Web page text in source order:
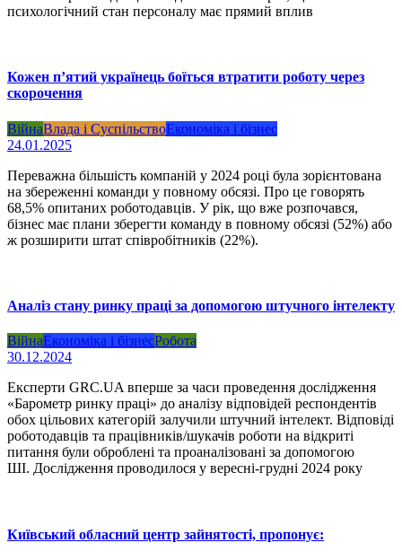
психологічний стан персоналу має прямий вплив
Кожен п’ятий українець боїться втратити роботу через
скорочення
ВійнаВлада і СуспільствоЕкономіка і бізнес
24.01.2025
Переважна більшість компаній у 2024 році була зорієнтована
на збереженні команди у повному обсязі. Про це говорять
68,5% опитаних роботодавців. У рік, що вже розпочався,
бізнес має плани зберегти команду в повному обсязі (52%) або
ж розширити штат співробітників (22%).
Аналіз стану ринку праці за допомогою штучного інтелекту
ВійнаЕкономіка і бізнесРобота
30.12.2024
Експерти GRC.UA вперше за часи проведення дослідження
«Барометр ринку праці» до аналізу відповідей респондентів
обох цільових категорій залучили штучний інтелект. Відповіді
роботодавців та працівників/шукачів роботи на відкриті
питання були оброблені та проаналізовані за допомогою
ШІ. Дослідження проводилося у вересні-грудні 2024 року
Київський обласний центр зайнятості, пропонує: